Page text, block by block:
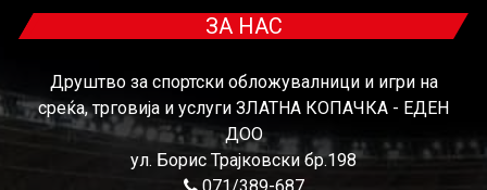
ЗА НАС
Друштво за спортски обложувалници и игри на
среќа, трговија и услуги ЗЛАТНА КОПАЧКА - ЕДЕН
ДОО
ул. Борис Трајковски бр.198